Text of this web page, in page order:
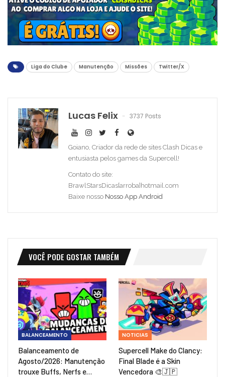
Liga do Clube Manutenção Missões Twitter/X
Lucas Felix 3737 Posts
Goiano, Criador da rede de sites Clash Dicas e
entusiasta pelos games da Supercell!
Contato do site:
BrawlStarsDicas[arroba]hotmail.com
Baixe nosso Nosso App Android
VOCÊ PODE GOSTAR TAMBÉM
BALANCEAMENTO
Balanceamento de
Agosto/2026: Manutenção
trouxe Buffs, Nerfs e…
NOTICIAS
Supercell Make do Clancy:
Final Blade é a Skin
Vencedora 🎨🇯🇵